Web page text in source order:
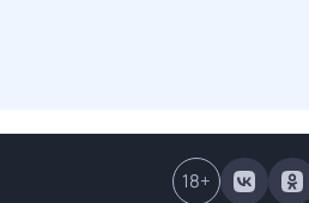
18+